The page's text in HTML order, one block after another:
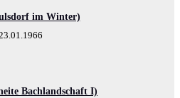
im Winter)
Bachlandschaft I)